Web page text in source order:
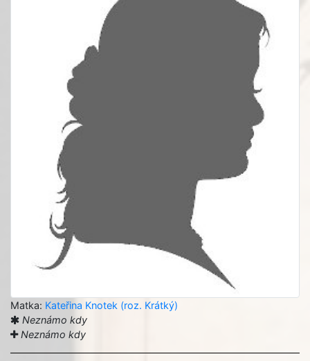
Matka: Kateřina Knotek (roz. Krátký)
Neznámo kdy
Neznámo kdy